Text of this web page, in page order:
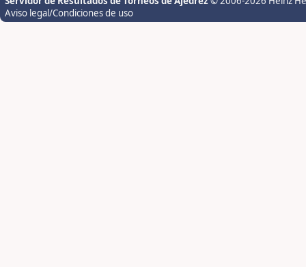
Aviso legal/Condiciones de uso